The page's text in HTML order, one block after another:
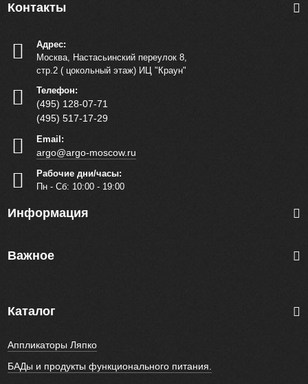
Контакты
Адрес:
Москва, Настасьинский переулок 8,
стр.2 ( цокольный этаж) ИЦ "Краун"
Телефон:
(495) 128-07-71
(495) 517-17-29
Email:
argo@argo-moscow.ru
Рабочие дни/часы:
Пн - Cб: 10:00 - 19:00
Информация
Важное
Каталог
Аппликаторы Ляпко
БАДы и продукты функционального питания.